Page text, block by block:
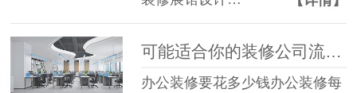
可能适合你的装修公司流量词（一）
办公装修要花多少钱办公装修每